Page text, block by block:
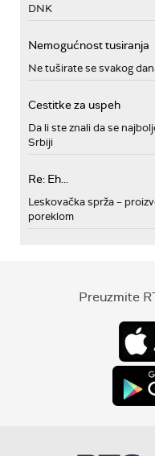
DNK
Nemogućnost tusiranja
Ne tuširate se svakog
Cestitke za uspeh
Da li ste znali da se
Srbiji
Re: Eh...
Leskovačka sprža –
poreklom
Preuzmite